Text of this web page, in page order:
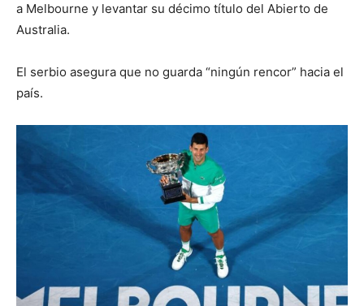
a Melbourne y levantar su décimo título del Abierto de
Australia.
El serbio asegura que no guarda “ningún rencor” hacia el
país.